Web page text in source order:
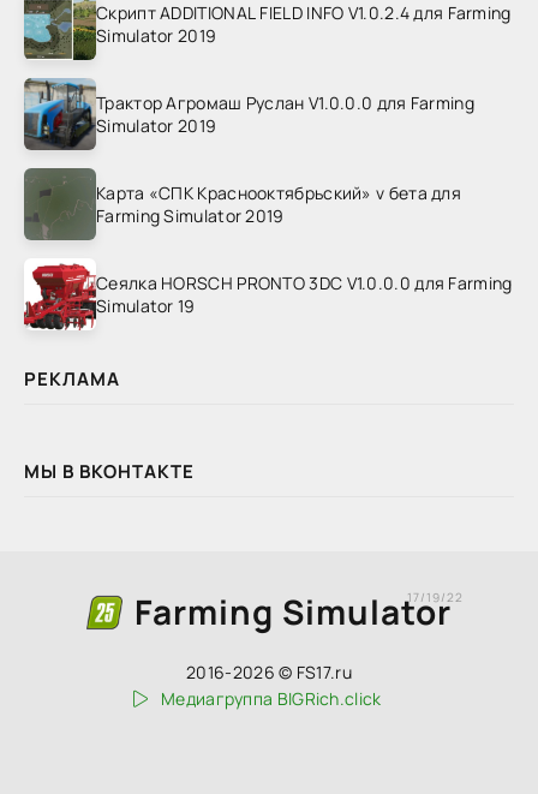
Скрипт ADDITIONAL FIELD INFO V1.0.2.4 для Farming
Simulator 2019
Трактор Агромаш Руслан V1.0.0.0 для Farming
Simulator 2019
Карта «СПК Краснооктябрьский» v бета для
Farming Simulator 2019
Сеялка HORSCH PRONTO 3DC V1.0.0.0 для Farming
Simulator 19
РЕКЛАМА
МЫ В ВКОНТАКТЕ
Farming Simulator
17/19/22
2016-2026 © FS17.ru
Медиагруппа BIGRich.click